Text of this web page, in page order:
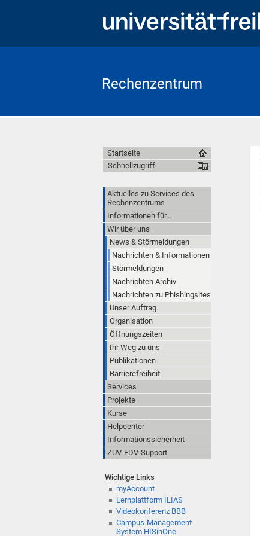
Rechenzentrum
Startseite
Schnellzugriff
Aktuelles zu Services des
Rechenzentrums
Informationen für...
Wir über uns
News & Störmeldungen
Nachrichten & Informationen
Störmeldungen
Nachrichten Archiv
Nachrichten zu Phishingsites
Unser Auftrag
Organisation
Öffnungszeiten
Ihr Weg zu uns
Publikationen
Barrierefreiheit
Services
Projekte
Kurse
Helpcenter
Informationssicherheit
ZUV-EDV-Support
Wichtige Links
myAccount
Lernplattform ILIAS
Videokonferenz BBB
Campus-Management-
System HISinOne